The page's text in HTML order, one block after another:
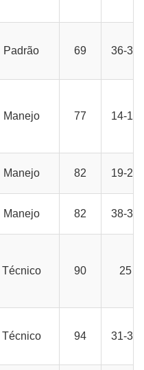
Padrão 69 36-37
Manejo 77 14-16
Manejo 82 19-22
Manejo 82 38-39
Técnico 90 25
Técnico 94 31-35